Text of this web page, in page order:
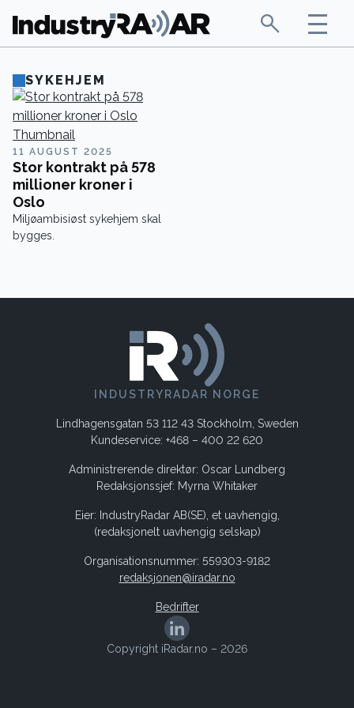
SYKEHJEM
11 AUGUST 2025
Stor kontrakt på 578
millioner kroner i
Oslo
Miljøambisiøst sykehjem skal
bygges.
INDUSTRYRADAR NORGE
Lindhagensgatan 53 112 43 Stockholm, Sweden
Kundeservice: +468 – 400 22 620
Administrerende direktør: Oscar Lundberg
Redaksjonssjef: Myrna Whitaker
Eier: IndustryRadar AB(SE), et uavhengig,
(redaksjonelt uavhengig selskap)
Organisationsnummer: 559303-9182
redaksjonen@iradar.no
Bedrifter
Copyright iRadar.no – 2026